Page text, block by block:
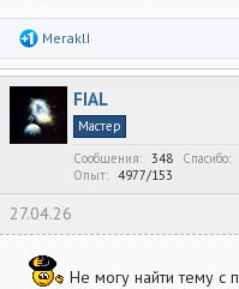
Р
а
к
ц
и
и
MeraklI
FIAL
Мастер
Сообщения
348 Спасибо
Опыт
4977/153
27.04.26
Не могу найти тему с